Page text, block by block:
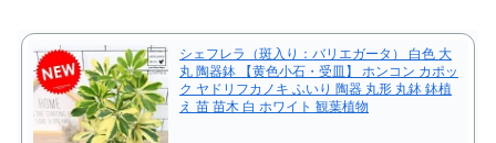
シェフレラ（斑入り：バリエガータ） 白色 大
丸 陶器鉢 【黄色小石・受皿】 ホンコン カポッ
ク ヤドリフカノキ ふいり 陶器 丸形 丸鉢 鉢植
え 苗 苗木 白 ホワイト 観葉植物